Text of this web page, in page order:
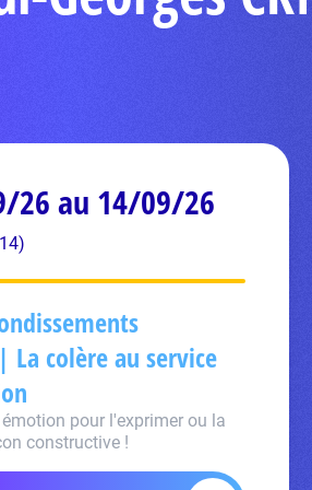
26 au 14/09/26
La colère au service
pour l'exprimer ou la
constructive !